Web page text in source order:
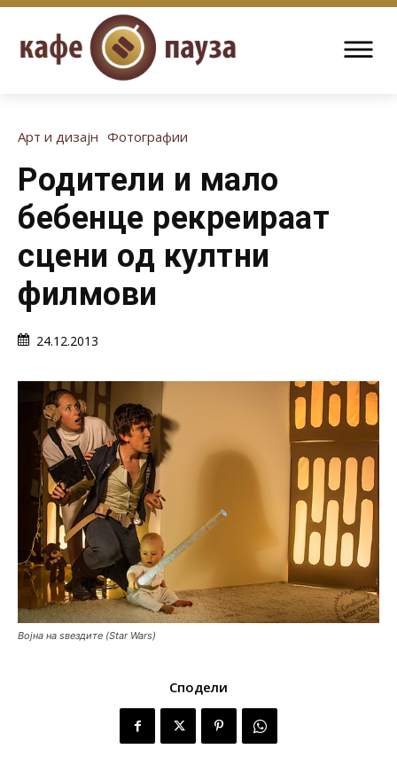
Арт и дизајн Фотографии
Родители и мало
бебенце рекреираат
сцени од култни
филмови
24.12.2013
Војна на ѕвездите (Star Wars)
Сподели